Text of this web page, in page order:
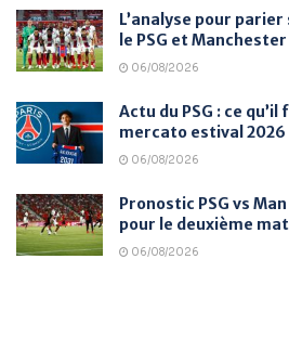
L’analyse pour
le PSG et
06/08/2026
Actu du PSG : ce
mercato estival 2026
06/08/2026
Pronostic PSG vs
pour le deuxième
06/08/2026